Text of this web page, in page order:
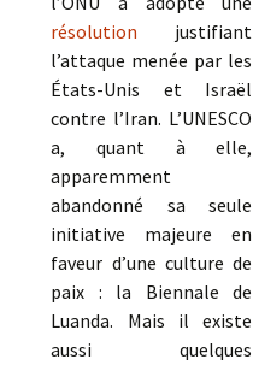
résolution justifiant
l’attaque menée par les
États-Unis et Israël
contre l’Iran. L’UNESCO
a, quant à elle,
apparemment
abandonné sa seule
initiative majeure en
faveur d’une culture de
paix : la Biennale de
Luanda. Mais il existe
aussi quelques